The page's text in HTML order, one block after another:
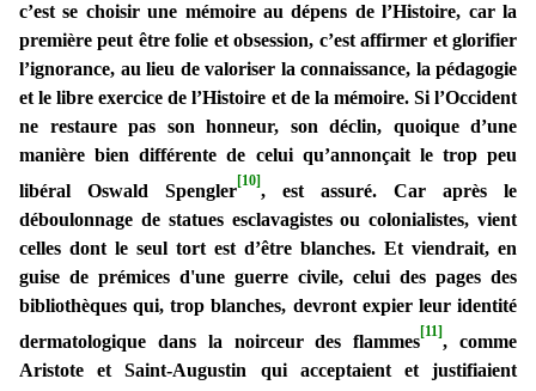
c’est se choisir une mémoire au dépens de l’Histoire, car la
première peut être folie et obsession, c’est affirmer et glorifier
l’ignorance, au lieu de valoriser la connaissance, la pédagogie
et le libre exercice de l’Histoire et de la mémoire. Si l’Occident
ne restaure pas son honneur, son déclin, quoique d’une
manière bien différente de celui qu’annonçait le trop peu
libéral Oswald Spengler[10], est assuré. Car après le
déboulonnage de statues esclavagistes ou colonialistes, vient
celles dont le seul tort est d’être blanches. Et viendrait, en
guise de prémices d'une guerre civile, celui des pages des
bibliothèques qui, trop blanches, devront expier leur identité
dermatologique dans la noirceur des flammes[11], comme
Aristote et Saint-Augustin qui acceptaient et justifiaient